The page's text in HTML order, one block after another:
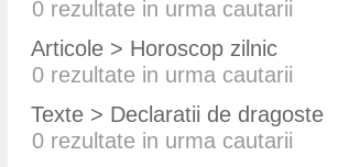
0 rezultate in urma cautarii
Articole > Horoscop zilnic
0 rezultate in urma cautarii
Texte > Declaratii de dragoste
0 rezultate in urma cautarii